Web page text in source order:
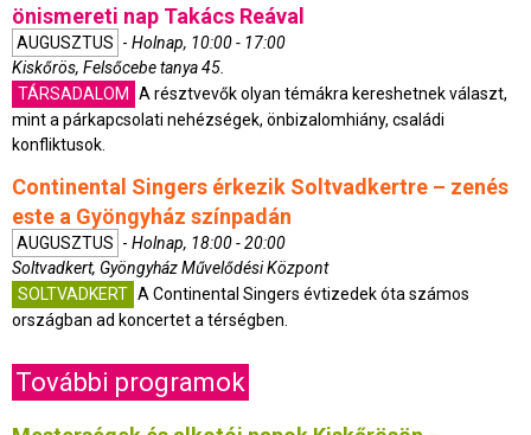
önismereti nap Takács Reával
AUGUSZTUS - Holnap, 10:00 - 17:00
Kiskőrös, Felsőcebe tanya 45.
TÁRSADALOM
A résztvevők olyan témákra kereshetnek választ,
mint a párkapcsolati nehézségek, önbizalomhiány, családi
konfliktusok.
Continental Singers érkezik Soltvadkertre – zenés
este a Gyöngyház színpadán
AUGUSZTUS - Holnap, 18:00 - 20:00
Soltvadkert, Gyöngyház Művelődési Központ
SOLTVADKERT A Continental Singers évtizedek óta számos
országban ad koncertet a térségben.
További programok